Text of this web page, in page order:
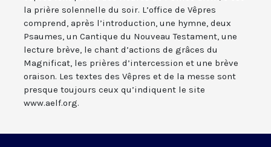
la prière solennelle du soir. L’office de Vêpres
comprend, après l’introduction, une hymne, deux
Psaumes, un Cantique du Nouveau Testament, une
lecture brève, le chant d’actions de grâces du
Magnificat, les prières d’intercession et une brève
oraison. Les textes des Vêpres et de la messe sont
presque toujours ceux qu’indiquent le site
www.aelf.org.